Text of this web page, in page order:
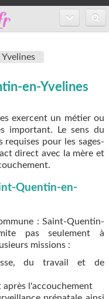
Yvelines
en-Yvelines
exercent un métier ou
important. Le sens du
pour les sages-
direct avec la mère et
Quentin-en-
: Saint-Quentin-
pas seulement à
missions :
du travail et de
après l'accouchement